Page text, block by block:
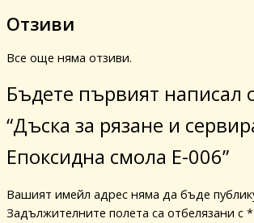
Отзиви
Все още няма отзиви.
Бъдете първият написал
“Дъска за рязане и
Епоксидна смола E-006”
Вашият имейл адрес няма да бъде
Задължителните полета са отбелязани с *